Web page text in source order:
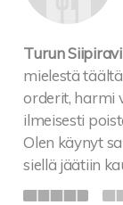
Turun
mielestä
orderit, harmi
ilmeisesti
Olen käynyt
siellä jäätiin